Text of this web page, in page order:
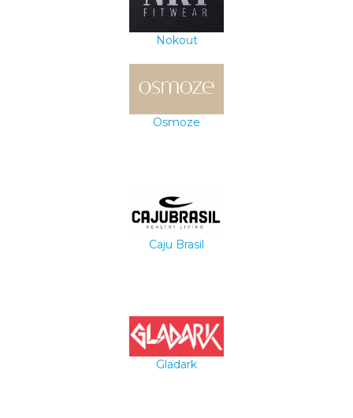
Nokout
Osmoze
Caju Brasil
Gladark